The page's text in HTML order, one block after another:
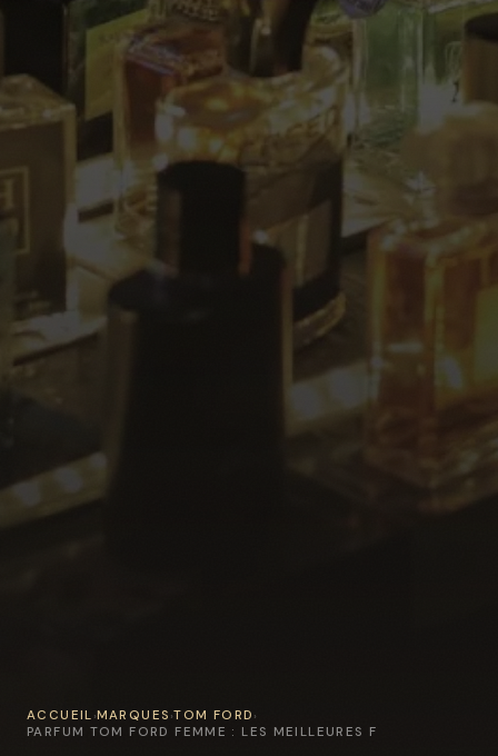
ACCUEIL ›MARQUES ›TOM FORD ›
PARFUM TOM FORD FEMME : LES MEILLEURES F